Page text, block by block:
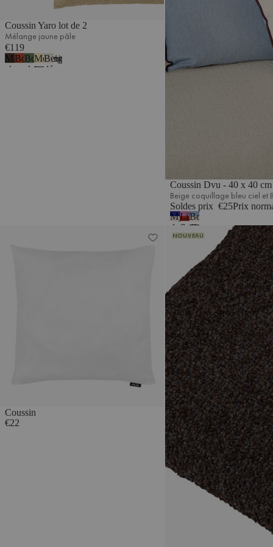
Coussin Yaro lot de 2
Mélange jaune pâle
€119
Marron
chocolat
Bouclé
rouge
Bouclé
vert
Mélange
jaune
Beige
désertique
1
Coussin Dvu - 40 x 40 cm
Beige coquillage bleu ciel et
Soldes prix €25Prix
Myrtille
douce
&
coquillage
Lilas
fluff
&
coquelicot
Beige
coquillage
bleu
Beige
coquillage
Coussin
€22
Coussin Yaro lot de 2
NOUVEAU